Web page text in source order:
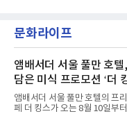
했다. “내 티, 5 bucks 바지는,
의 라이프 스타일
MBC '쇼! 음악중심', SBS '인기
악방송 무대에 올라 화려한 퍼
력을 앞세워 매 무대 색다른 볼
특히 화사한 파스텔 톤의 비치
마린룩, 햇살 아래 반짝이는 물
스커트, 강렬한 붉은 계열의 스
다른 매력을 선보였다. 브브걸
패션을 완벽하게 소화하며 보
문화라이프
앰배서더 서울 풀만 호
담은 미식 프로모션 ‘더
프리빌리지즈’ 선봬
앰배서더 서울 풀만 호텔의 프
페 더 킹스가 오는 8월 10일부